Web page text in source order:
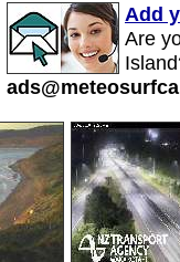
Add
Are